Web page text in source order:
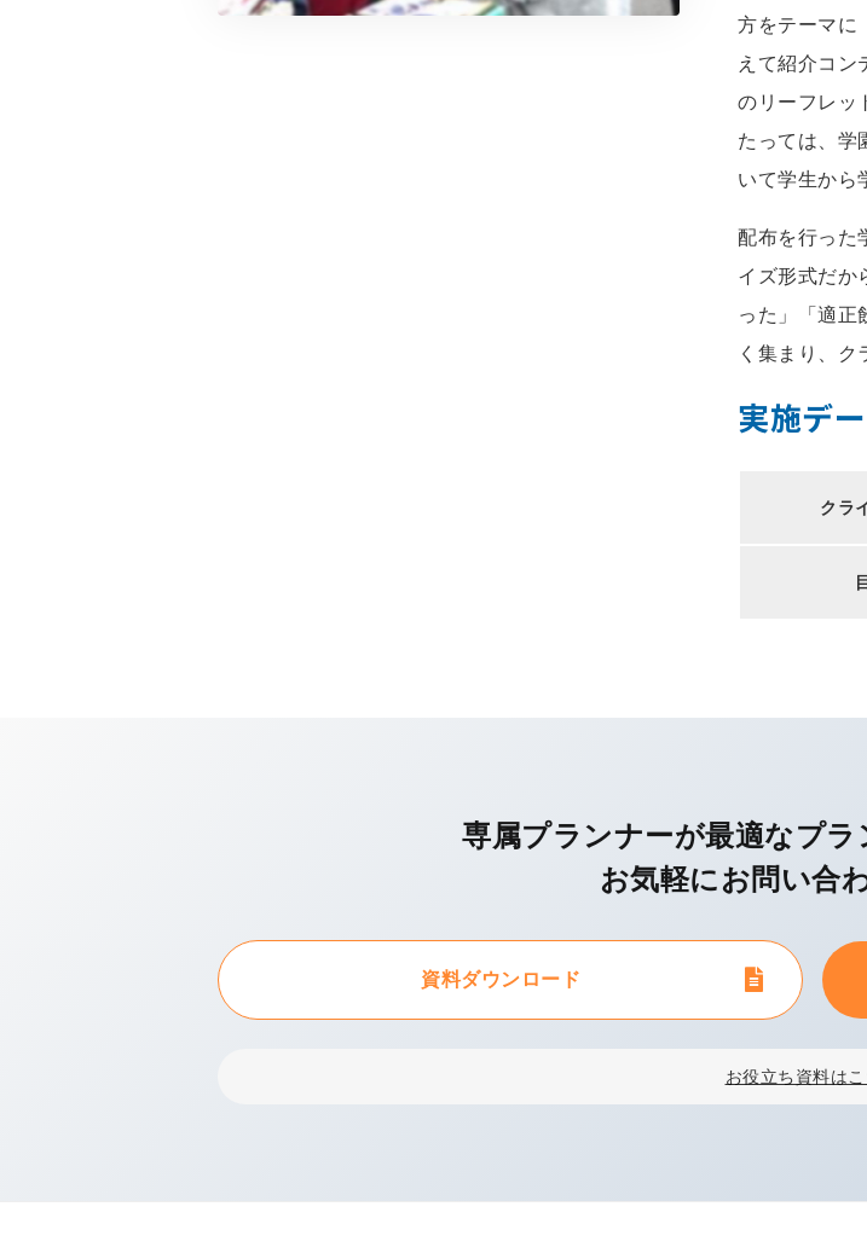
方をテーマに
えて紹介コン
のリーフレッ
たっては、学
いて学生から
配布を行った
イズ形式だか
った」「適正
く集まり、ク
実施デ
クラ
専属プランナーが最適なプラ
お気軽にお問い合
資料ダウンロード
お役立ち資料はこ